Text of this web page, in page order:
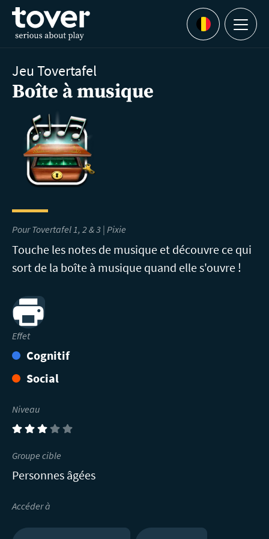
Aller au contenu principal
Languages
Menu
Jeu Tovertafel
Boîte à musique
Pour Tovertafel 1, 2 & 3 | Pixie
Touche les notes de musique et découvre ce qui
sort de la boîte à musique quand elle s'ouvre !
Print
Effet
Cognitif
Social
Niveau
(3)
Groupe cible
Personnes âgées
Accéder à